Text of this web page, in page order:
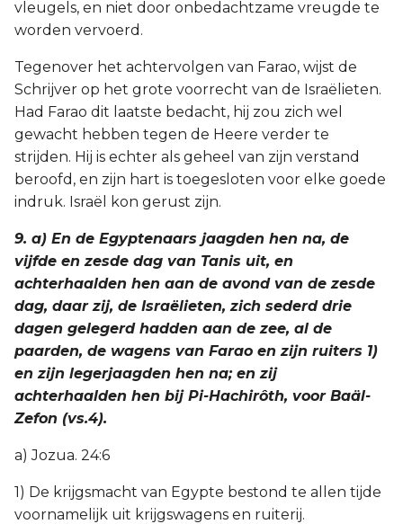
vleugels, en niet door onbedachtzame vreugde te
worden vervoerd.
Tegenover het achtervolgen van Farao, wijst de
Schrijver op het grote voorrecht van de Israëlieten.
Had Farao dit laatste bedacht, hij zou zich wel
gewacht hebben tegen de Heere verder te
strijden. Hij is echter als geheel van zijn verstand
beroofd, en zijn hart is toegesloten voor elke goede
indruk. Israël kon gerust zijn.
9. a) En de Egyptenaars jaagden hen na, de
vijfde en zesde dag van Tanis uit, en
achterhaalden hen aan de avond van de zesde
dag, daar zij, de Israëlieten, zich sederd drie
dagen gelegerd hadden aan de zee, al de
paarden, de wagens van Farao en zijn ruiters 1)
en zijn legerjaagden hen na; en zij
achterhaalden hen bij Pi-Hachirôth, voor Baäl-
Zefon (vs.4).
a) Jozua. 24:6
1) De krijgsmacht van Egypte bestond te allen tijde
voornamelijk uit krijgswagens en ruiterij.